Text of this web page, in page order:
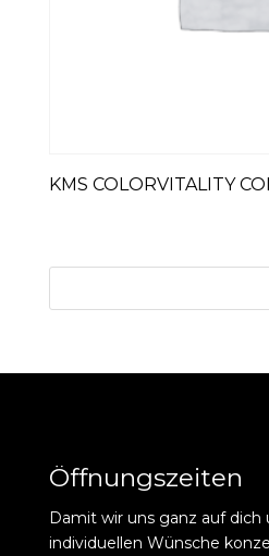
KMS COLORVITALITY
Öffnungszeiten
Damit wir uns ganz auf dich
individuellen Wünsche